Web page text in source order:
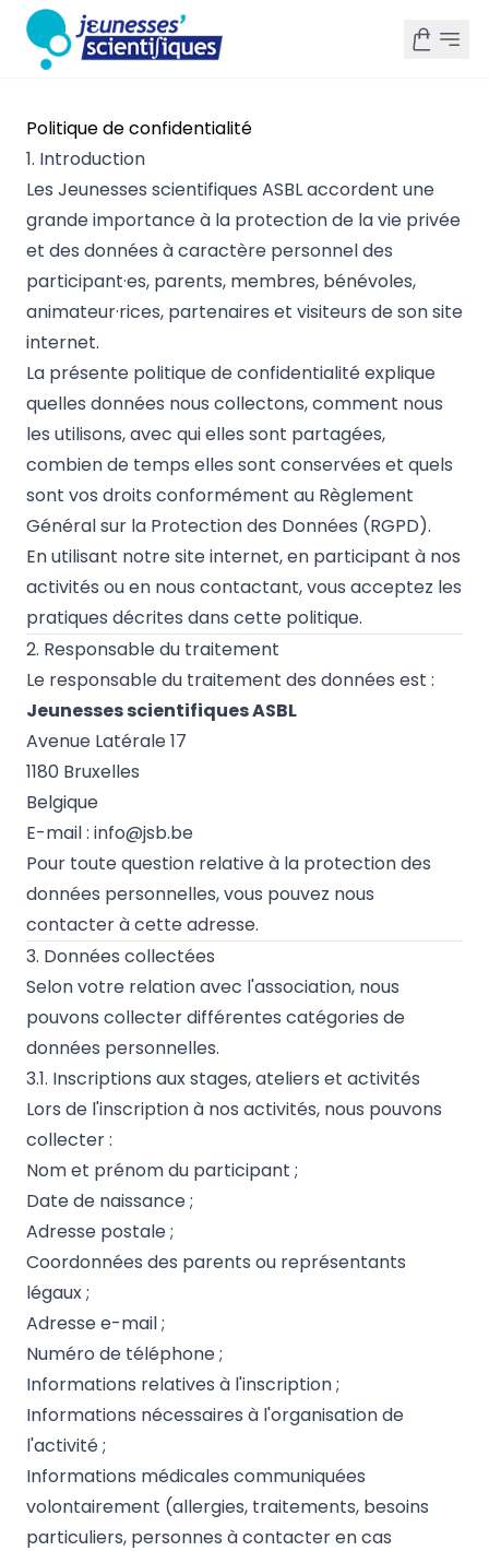
Politique de confidentialité
1. Introduction
Les Jeunesses scientifiques ASBL accordent une
grande importance à la protection de la vie privée
et des données à caractère personnel des
participant·es, parents, membres, bénévoles,
animateur·rices, partenaires et visiteurs de son site
internet.
La présente politique de confidentialité explique
quelles données nous collectons, comment nous
les utilisons, avec qui elles sont partagées,
combien de temps elles sont conservées et quels
sont vos droits conformément au Règlement
Général sur la Protection des Données (RGPD).
En utilisant notre site internet, en participant à nos
activités ou en nous contactant, vous acceptez les
pratiques décrites dans cette politique.
2. Responsable du traitement
Le responsable du traitement des données est :
Jeunesses scientifiques ASBL
Avenue Latérale 17
1180 Bruxelles
Belgique
E-mail : info@jsb.be
Pour toute question relative à la protection des
données personnelles, vous pouvez nous
contacter à cette adresse.
3. Données collectées
Selon votre relation avec l'association, nous
pouvons collecter différentes catégories de
données personnelles.
3.1. Inscriptions aux stages, ateliers et activités
Lors de l'inscription à nos activités, nous pouvons
collecter :
Nom et prénom du participant ;
Date de naissance ;
Adresse postale ;
Coordonnées des parents ou représentants
légaux ;
Adresse e-mail ;
Numéro de téléphone ;
Informations relatives à l'inscription ;
Informations nécessaires à l'organisation de
l'activité ;
Informations médicales communiquées
volontairement (allergies, traitements, besoins
particuliers, personnes à contacter en cas